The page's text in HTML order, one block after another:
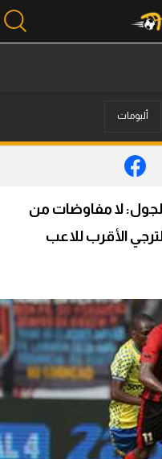
ألبومات
لا مفاوضات من
الأقرب للاعب